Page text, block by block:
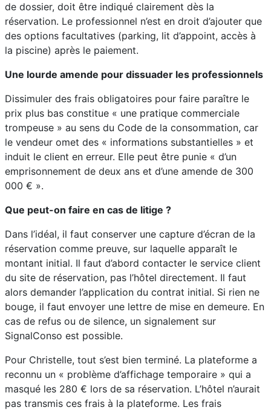
de dossier, doit être indiqué clairement dès la
réservation. Le professionnel n’est en droit d’ajouter que
des options facultatives (parking, lit d’appoint, accès à
la piscine) après le paiement.
Une lourde amende pour dissuader les professionnels
Dissimuler des frais obligatoires pour faire paraître le
prix plus bas constitue « une pratique commerciale
trompeuse » au sens du Code de la consommation, car
le vendeur omet des « informations substantielles » et
induit le client en erreur. Elle peut être punie « d’un
emprisonnement de deux ans et d’une amende de 300
000 € ».
Que peut-on faire en cas de litige ?
Dans l’idéal, il faut conserver une capture d’écran de la
réservation comme preuve, sur laquelle apparaît le
montant initial. Il faut d’abord contacter le service client
du site de réservation, pas l’hôtel directement. Il faut
alors demander l’application du contrat initial. Si rien ne
bouge, il faut envoyer une lettre de mise en demeure. En
cas de refus ou de silence, un signalement sur
SignalConso est possible.
Pour Christelle, tout s’est bien terminé. La plateforme a
reconnu un « problème d’affichage temporaire » qui a
masqué les 280 € lors de sa réservation. L’hôtel n’aurait
pas transmis ces frais à la plateforme. Les frais